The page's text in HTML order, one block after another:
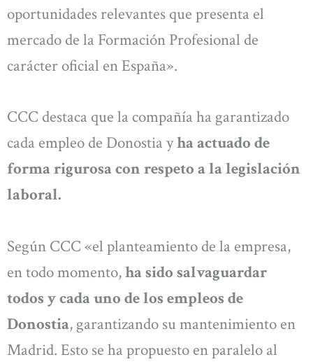
oportunidades relevantes que presenta el
mercado de la Formación Profesional de
carácter oficial en España».
CCC destaca que la compañía ha garantizado
cada empleo de Donostia yha actuado de
forma rigurosa con respeto a la legislación
laboral.
Según CCC «el planteamiento de la empresa,
en todo momento,ha sido salvaguardar
todos y cada uno de los empleos de
Donostia, garantizando su mantenimiento en
Madrid. Esto se ha propuesto en paralelo al